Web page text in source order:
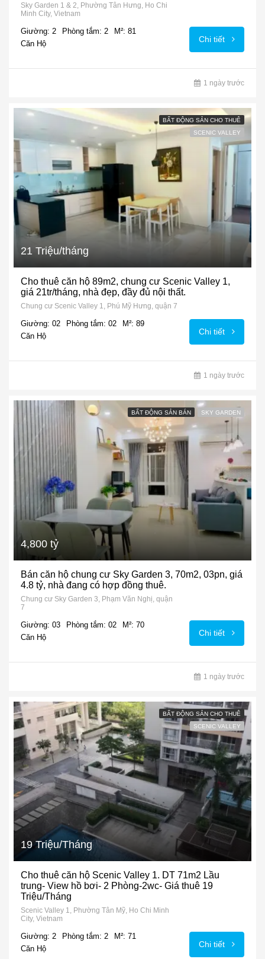
Sky Garden 1 & 2, Phường Tân Hưng, Ho Chi
Minh City, Vietnam
Giường: 2 Phòng tắm: 2
M²: 81
Căn Hộ
Chi tiết
1 ngày trước
BẤT ĐỘNG SẢN CHO THUÊ
SCENIC VALLEY
21 Triệu/tháng
Cho thuê căn hộ 89m2, chung cư Scenic Valley 1,
giá 21tr/tháng, nhà đẹp, đầy đủ nội thất.
Chung cư Scenic Valley 1, Phú Mỹ Hưng, quận 7
Giường: 02 Phòng tắm: 02
M²: 89
Căn Hộ
Chi tiết
1 ngày trước
BẤT ĐỘNG SẢN BÁN SKY GARDEN
4,800 tỷ
Bán căn hộ chung cư Sky Garden 3, 70m2, 03pn, giá
4.8 tỷ, nhà đang có hợp đồng thuê.
Chung cư Sky Garden 3, Phạm Văn Nghị, quận
7
Giường: 03 Phòng tắm: 02
M²: 70
Căn Hộ
Chi tiết
1 ngày trước
BẤT ĐỘNG SẢN CHO THUÊ
SCENIC VALLEY
19 Triệu/Tháng
Cho thuê căn hộ Scenic Valley 1. DT 71m2 Lầu
trung- View hồ bơi- 2 Phòng-2wc- Giá thuê 19
Triệu/Tháng
Scenic Valley 1, Phường Tân Mỹ, Ho Chi Minh
City, Vietnam
Giường: 2 Phòng tắm: 2
M²: 71
Căn Hộ
Chi tiết